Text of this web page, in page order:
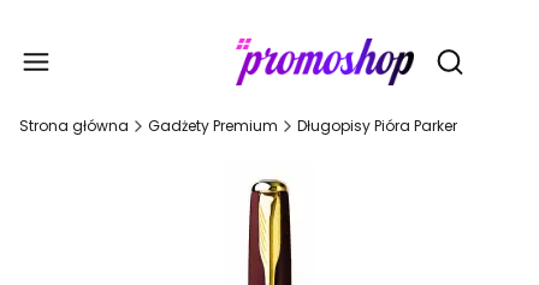
Otwórz
Strona główna Gadżety Premium Długopisy Pióra Parker